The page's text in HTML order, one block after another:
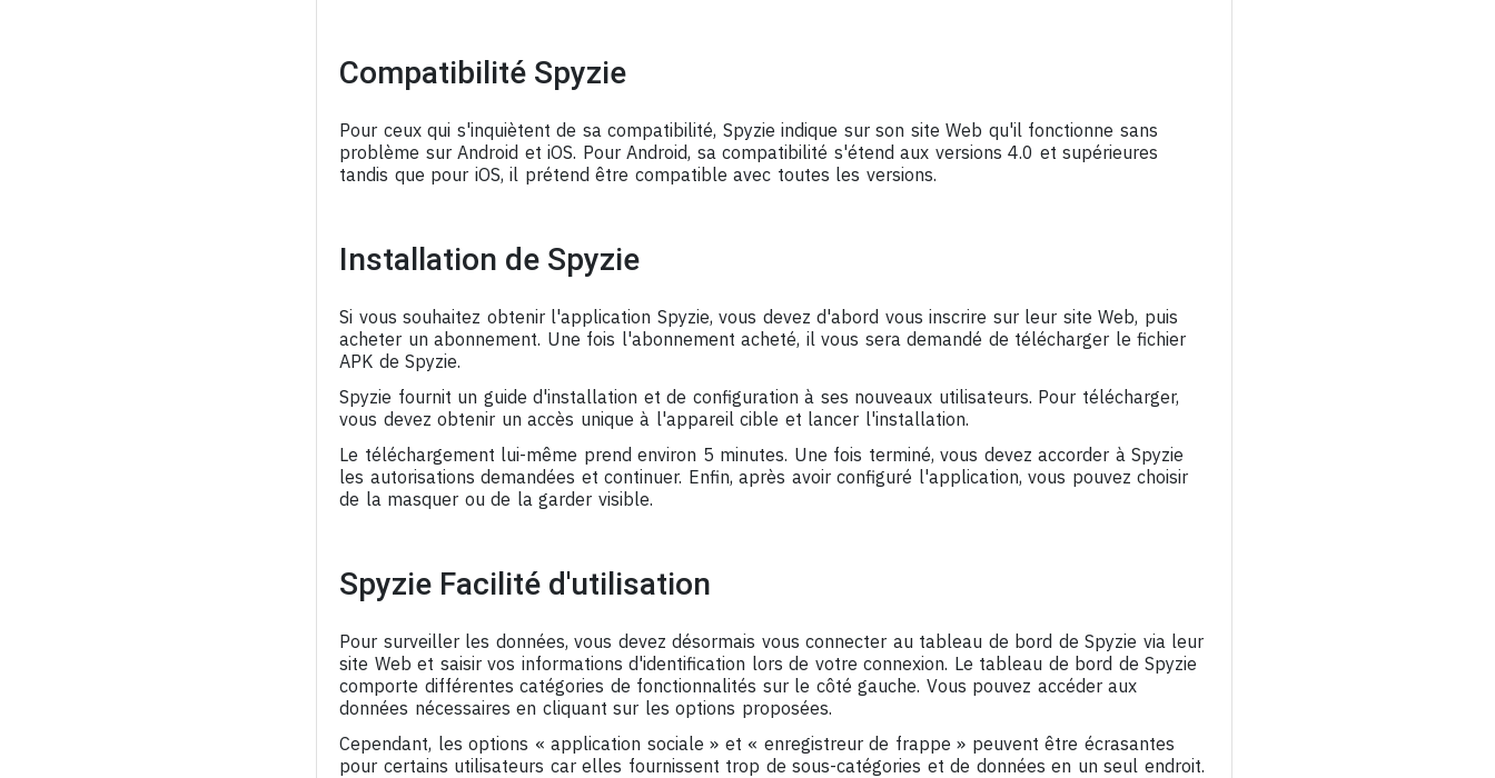
Compatibilité Spyzie
Pour ceux qui s'inquiètent de sa compatibilité, Spyzie indique sur son site Web qu'il fonctionne sans
problème sur Android et iOS. Pour Android, sa compatibilité s'étend aux versions 4.0 et supérieures
tandis que pour iOS, il prétend être compatible avec toutes les versions.
Installation de Spyzie
Si vous souhaitez obtenir l'application Spyzie, vous devez d'abord vous inscrire sur leur site Web, puis
acheter un abonnement. Une fois l'abonnement acheté, il vous sera demandé de télécharger le fichier
APK de Spyzie.
Spyzie fournit un guide d'installation et de configuration à ses nouveaux utilisateurs. Pour télécharger,
vous devez obtenir un accès unique à l'appareil cible et lancer l'installation.
Le téléchargement lui-même prend environ 5 minutes. Une fois terminé, vous devez accorder à Spyzie
les autorisations demandées et continuer. Enfin, après avoir configuré l'application, vous pouvez choisir
de la masquer ou de la garder visible.
Spyzie Facilité d'utilisation
Pour surveiller les données, vous devez désormais vous connecter au tableau de bord de Spyzie via leur
site Web et saisir vos informations d'identification lors de votre connexion. Le tableau de bord de Spyzie
comporte différentes catégories de fonctionnalités sur le côté gauche. Vous pouvez accéder aux
données nécessaires en cliquant sur les options proposées.
Cependant, les options « application sociale » et « enregistreur de frappe » peuvent être écrasantes
pour certains utilisateurs car elles fournissent trop de sous-catégories et de données en un seul endroit.